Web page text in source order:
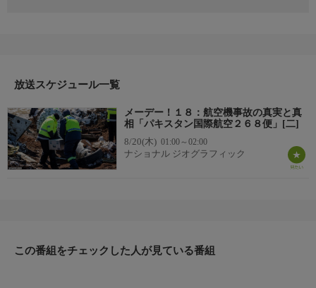
マラヤ山中で失踪、衝突コースの特定に取り組むネパールの調査
▼エピソード内容
1992年9月28日。ネパールのカトマンズに着陸のため降下を続け
ていたパキスタン航空の旅客機が消息を絶つ。数時間後、空から
の捜索でヒマラヤ山脈の山腹に激突した残骸が見つかる。軍の支
放送スケジュール一覧
メーデー！１８：航空機事故の真実と真
相「パキスタン国際航空２６８便」[二]
8/20(木) 01:00～02:00
ナショナル ジオグラフィック
この番組をチェックした人が見ている番組